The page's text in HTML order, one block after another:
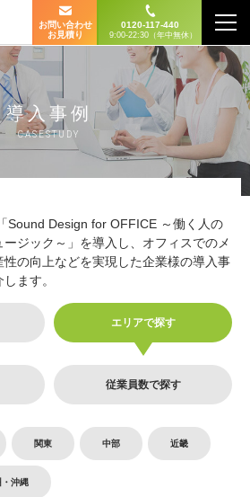
お問い合わせ
お見積り
0120-117-440
9:00-22:30（年中無休）
導入事例
CASESTUDY
Sound Design for OFFICE ～働く人の
ジック～」を導入し、オフィスでのメ
性の向上などを実現した企業様の導入事
ます。
エリアで探す
従業員数で探す
関東 中部 近畿
・沖縄